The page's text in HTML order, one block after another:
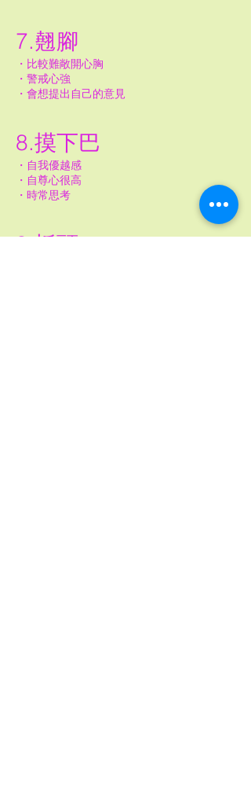
7.翹腳
・比較難敞開心胸
・警戒心強
・會想提出自己的意見
8.摸下巴
・自我優越感
・自尊心很高
・時常思考
9.抓頭